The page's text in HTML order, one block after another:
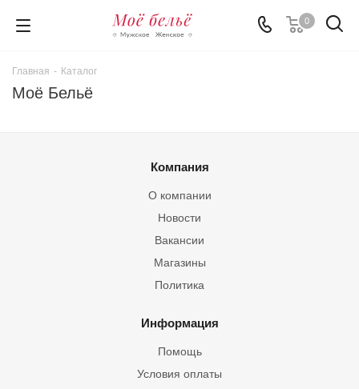
0
Главная - Каталог
Моё Бельё
Компания
О компании
Новости
Вакансии
Магазины
Политика
Информация
Помощь
Условия оплаты